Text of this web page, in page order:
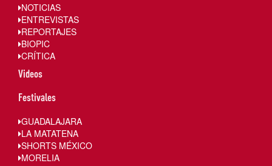
NOTICIAS
ENTREVISTAS
REPORTAJES
BIOPIC
CRÍTICA
Videos
Festivales
GUADALAJARA
LA MATATENA
SHORTS MÉXICO
MORELIA